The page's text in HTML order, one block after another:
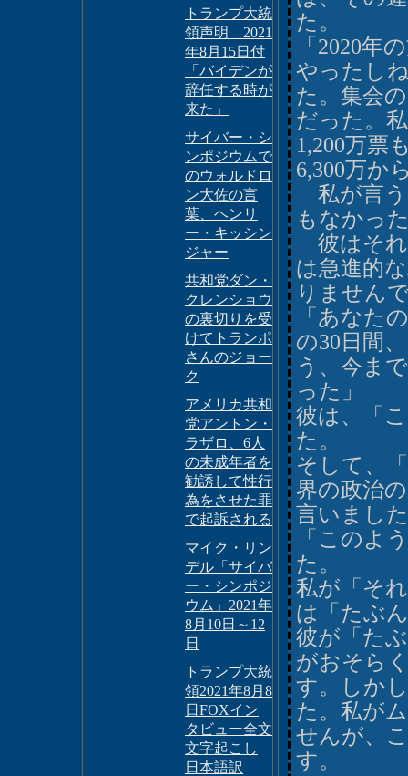
トランプ大統
領声明 2021
年8月15日付
「バイデンが
辞任する時が
来た」
サイバー・シ
ンポジウムで
のウォルドロ
ン大佐の言
葉、ヘンリ
ー・キッシン
ジャー
共和党ダン・
クレンショウ
の裏切りを受
けてトランポ
さんのジョー
ク
アメリカ共和
党アントン・
ラザロ、6人
の未成年者を
勧誘して性行
為をさせた罪
で起訴される
マイク・リン
デル「サイバ
ー・シンポジ
ウム」2021年
8月10日～12
日
トランプ大統
領2021年8月8
日FOXイン
タビュー全文
文字起こし
日本語訳
た。
「2020年
やったし
た。集会
だった。
1,200万票
6,300万か
私が言う
もなかっ
彼はそれ
は急進的
りません
「あなた
の30日間
う、今ま
った」
彼は、「
た。
そして、
界の政治
言いまし
「このよ
た。
私が「そ
は「たぶ
彼が「た
がおそら
す。しか
た。私が
せんが、
す。